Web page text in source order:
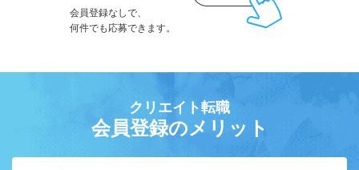
会員登録なしで、
何件でも応募できます。
クリエイト転職
会員登録のメリット